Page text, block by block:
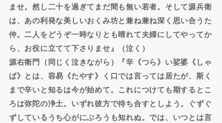
ませ。然し二十を過ぎてまだ間も無い若者。そして源兵衛
は、あの利発な美しいおくみ坊と兼ね兼ね深く思い合うた
仲。二人をどうぞ一時なりとも晴れて夫婦にしてやってか
ら、お役に立てて下さりませ』（泣く）
源右衛門（同じく泣きながら）『辛《つら》い娑婆《しゃ
ば》とは、容易《たやす》く口では言っては居たが、斯く
まで辛いと知るは今が始めて。これにつけても期するとこ
ろは弥陀の浄土。いずれ彼方で待ち合すとしよう。ぐずぐ
ずしているうち心がにぶろうも知れぬ。では、いつとは言